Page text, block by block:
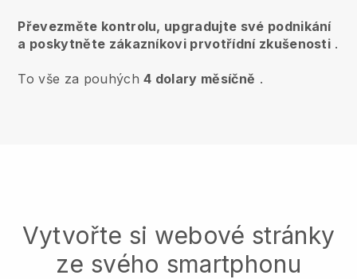
Převezměte kontrolu, upgradujte své podnikání
a poskytněte zákazníkovi prvotřídní zkušenosti .
To vše za pouhých4 dolary měsíčně .
Vytvořte si webové stránky
ze svého smartphonu